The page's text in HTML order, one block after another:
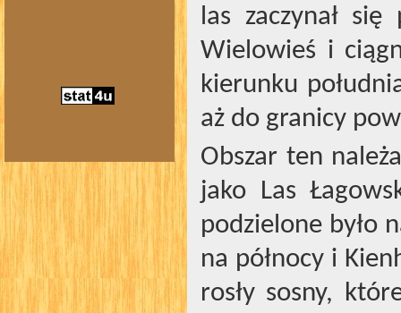
las zaczynał
Wielowieś i
kierunku
aż do granicy
Obszar ten
jako Las
podzielone było
na północy i
rosły sosny,